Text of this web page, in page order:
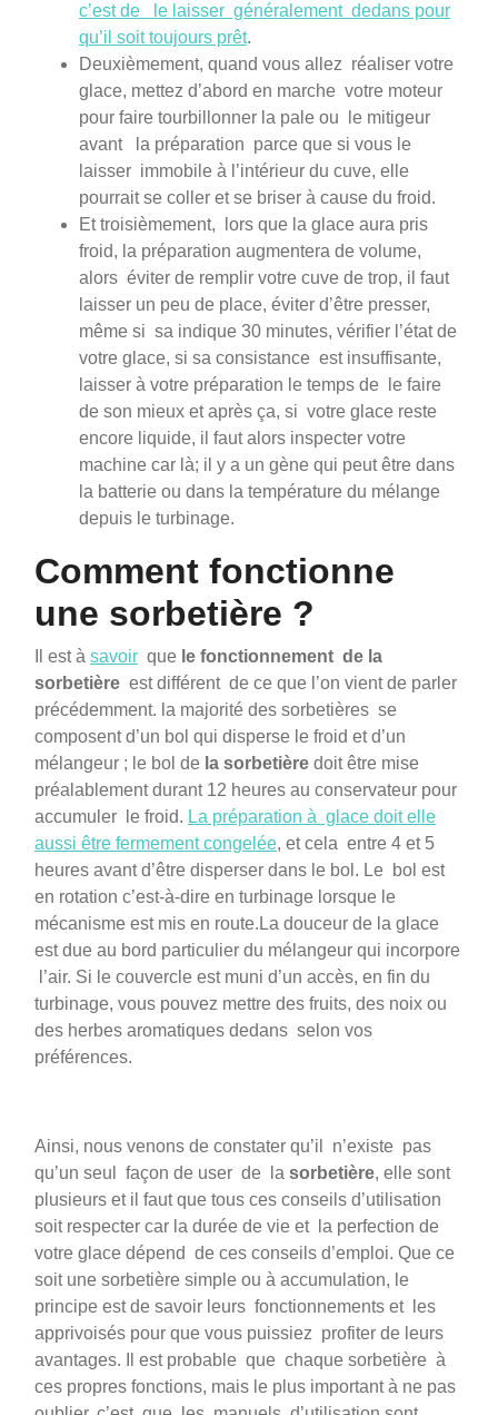
c’est de le laisser généralement dedans pour
qu’il soit toujours prêt.
Deuxièmement, quand vous allez réaliser votre
glace, mettez d’abord en marche votre moteur
pour faire tourbillonner la pale ou le mitigeur
avant la préparation parce que si vous le
laisser immobile à l’intérieur du cuve, elle
pourrait se coller et se briser à cause du froid.
Et troisièmement, lors que la glace aura pris
froid, la préparation augmentera de volume,
alors éviter de remplir votre cuve de trop, il faut
laisser un peu de place, éviter d’être presser,
même si sa indique 30 minutes, vérifier l’état de
votre glace, si sa consistance est insuffisante,
laisser à votre préparation le temps de le faire
de son mieux et après ça, si votre glace reste
encore liquide, il faut alors inspecter votre
machine car là; il y a un gène qui peut être dans
la batterie ou dans la température du mélange
depuis le turbinage.
Comment fonctionne
une sorbetière ?
Il est à savoir que le fonctionnement de la
sorbetière est différent de ce que l’on vient de parler
précédemment. la majorité des sorbetières se
composent d’un bol qui disperse le froid et d’un
mélangeur ; le bol de la sorbetière doit être mise
préalablement durant 12 heures au conservateur pour
accumuler le froid. La préparation à glace doit elle
aussi être fermement congelée, et cela entre 4 et 5
heures avant d’être disperser dans le bol. Le bol est
en rotation c’est-à-dire en turbinage lorsque le
mécanisme est mis en route.La douceur de la glace
est due au bord particulier du mélangeur qui incorpore
l’air. Si le couvercle est muni d’un accès, en fin du
turbinage, vous pouvez mettre des fruits, des noix ou
des herbes aromatiques dedans selon vos
préférences.
Ainsi, nous venons de constater qu’il n’existe pas
qu’un seul façon de user de la sorbetière, elle sont
plusieurs et il faut que tous ces conseils d’utilisation
soit respecter car la durée de vie et la perfection de
votre glace dépend de ces conseils d’emploi. Que ce
soit une sorbetière simple ou à accumulation, le
principe est de savoir leurs fonctionnements et les
apprivoisés pour que vous puissiez profiter de leurs
avantages. Il est probable que chaque sorbetière à
ces propres fonctions, mais le plus important à ne pas